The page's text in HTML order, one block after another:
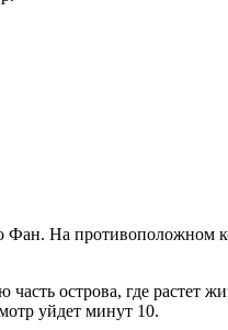
На противоположном
острова, где растет
уйдет минут 10.